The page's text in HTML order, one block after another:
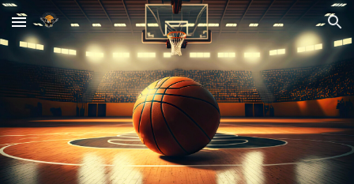
Skip to main content Skip to navigation